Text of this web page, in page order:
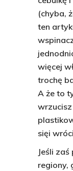
(chyba,
ten
więcej
trochę
A że to
sięi
Jeśli
regiony,